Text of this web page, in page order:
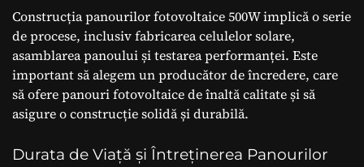
Construcția panourilor fotovoltaice 500W implică o serie
de procese, inclusiv fabricarea celulelor solare,
asamblarea panoului și testarea performanței. Este
important să alegem un producător de încredere, care
să ofere panouri fotovoltaice de înaltă calitate și să
asigure o construcție solidă și durabilă.
Durata de Viață și Întreținerea Panourilor